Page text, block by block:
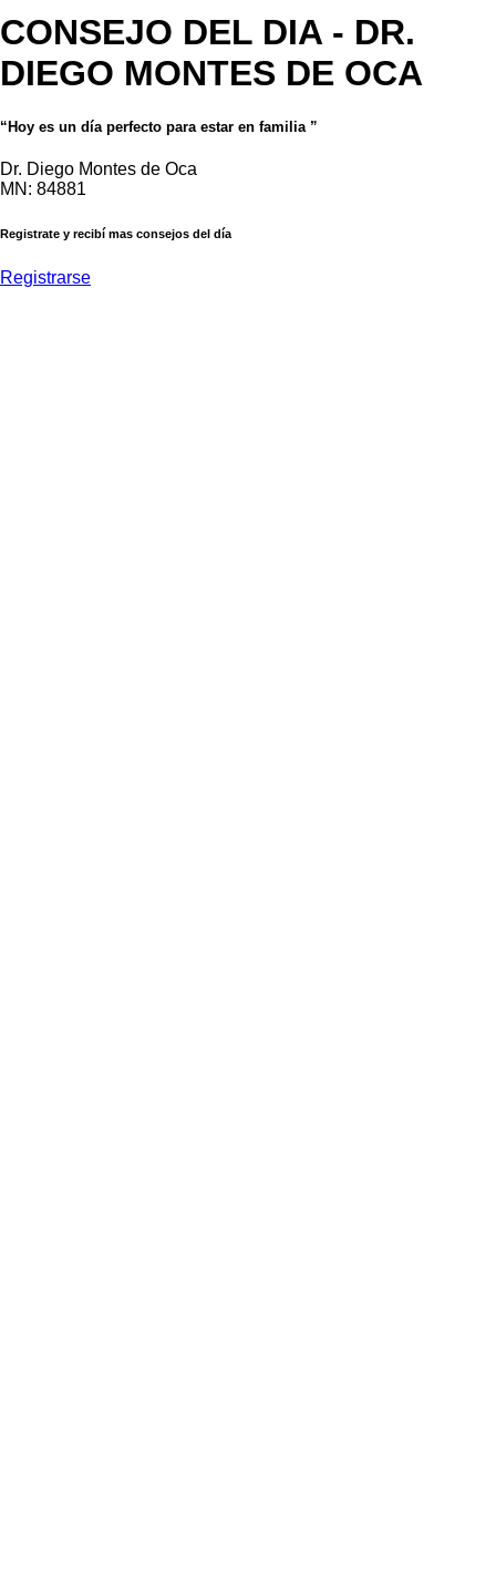
CONSEJO DEL DIA - DR.
DIEGO MONTES DE OCA
“Hoy es un día perfecto para estar en familia ”
Dr. Diego Montes de Oca
MN: 84881
Registrate y recibí mas consejos del día
Registrarse